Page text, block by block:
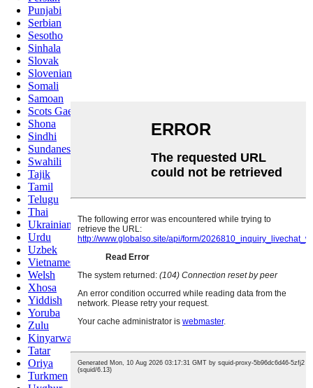
Punjabi
Serbian
Sesotho
Sinhala
Slovak
Slovenian
Somali
Samoan
Scots Gaelic
Shona
Sindhi
Sundanese
Swahili
Tajik
Tamil
Telugu
Thai
Ukrainian
Urdu
Uzbek
Vietnamese
Welsh
Xhosa
Yiddish
Yoruba
Zulu
Kinyarwanda
Tatar
Oriya
Turkmen